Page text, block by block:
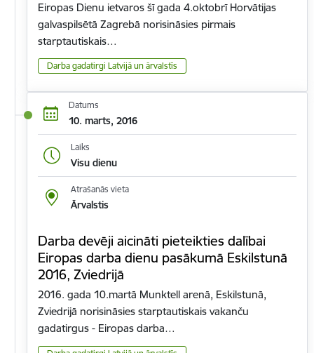
Eiropas Dienu ietvaros šī gada 4.oktobrī Horvātijas
galvaspilsētā Zagrebā norisināsies pirmais
starptautiskais…
Darba gadatirgi Latvijā un ārvalstīs
Datums
10. marts, 2016
Laiks
Visu dienu
Atrašanās vieta
Ārvalstis
Darba devēji aicināti pieteikties dalībai
Eiropas darba dienu pasākumā Eskilstunā
2016, Zviedrijā
2016. gada 10.martā Munktell arenā, Eskilstunā,
Zviedrijā norisināsies starptautiskais vakanču
gadatirgus - Eiropas darba…